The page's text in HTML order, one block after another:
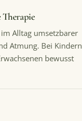
Alltag umsetzbarer
Atmung. Bei Kindern
bewusst